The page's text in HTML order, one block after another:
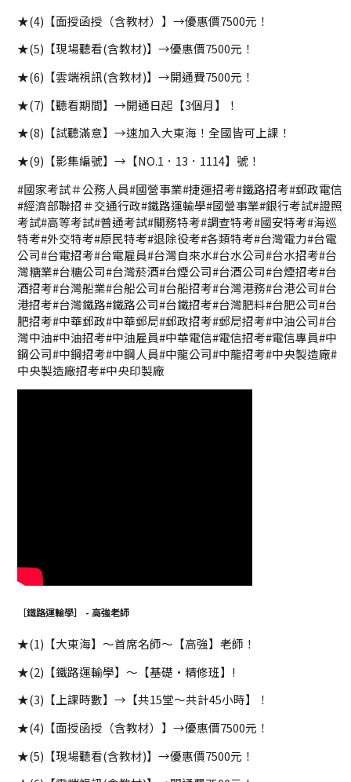
★(4)【面授函授（含教材）】→優惠價7500元！
★(5)【現場聽看(含教材)】→優惠價7500元！
★(6)【雲端視訊(含教材)】→開通費7500元！
★(7)【聽看期間】→開通日起【3個月】！
★(8)【試聽滿意】→速加入大東海！全國皆可上課！
★(9)【影集編號】→【NO.1．13．1114】號！
#國家考試＃公務人員#國營事業#捷運招考#鐵路招考#郵政電信
#經濟部聯招＃交通行政#鐵路運輸學#國營事業#銀行考試#證照
考試#高等考試#普通考試#關務特考#調查特考#國安特考#海巡
特考#外交特考#原民特考#退除役考#各類特考#台灣電力#台電
公司#台電招考#台電雇員#台灣自來水#台水公司#台水招考#台
灣糖業#台糖公司#台灣菸酒#台煙公司#台酒公司#台煙招考#台
酒招考#台灣船業#台船公司#台船招考#台灣港務#台港公司#台
港招考#台灣鐵路#鐵路公司#台鐵招考#台灣肥料#台肥公司#台
肥招考#中華郵政#中華郵局#郵政招考#郵局招考#中油公司#台
灣中油#中油招考#中油雇員#中華電信#電信招考#電信專員#中
鋼公司#中鋼招考#中鋼人員#中龍公司#中龍招考#中央製造廠#
中央製造廠招考#中央印製廠
［鐵路運輸學］ - 高強老師
★(1)【大東海】～首席名師～【高強】老師！
★(2)【鐵路運輸學】～【基礎·精修班】!
★(3)【上課時數】→【共15堂～共計45小時】！
★(4)【面授函授（含教材）】→優惠價7500元！
★(5)【現場聽看(含教材)】→優惠價7500元！